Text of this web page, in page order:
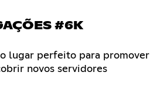
#6K
o lugar perfeito para promover
novos servidores